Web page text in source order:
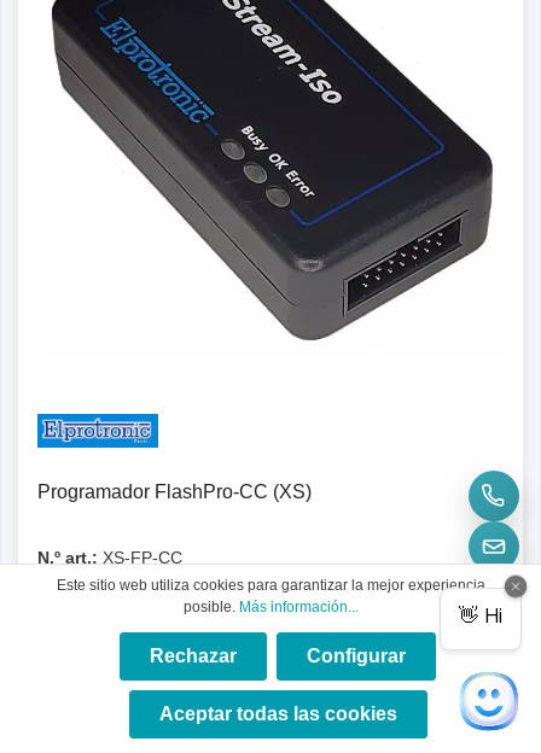
Programador FlashPro-CC (XS)
N.º art.: XS-FP-CC
El Programador FlashPro-CC permite programar el
Este sitio web utiliza cookies para garantizar la mejor experiencia
posible. Más información...
Rechazar Configurar
Aceptar todas las cookies